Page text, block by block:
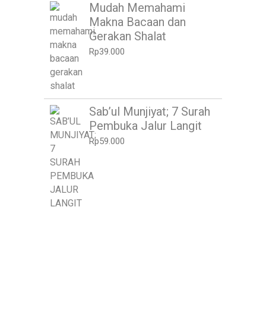
Mudah Memahami
Makna Bacaan dan
Gerakan Shalat
Rp39.000
Sab’ul Munjiyat; 7 Surah
Pembuka Jalur Langit
Rp59.000